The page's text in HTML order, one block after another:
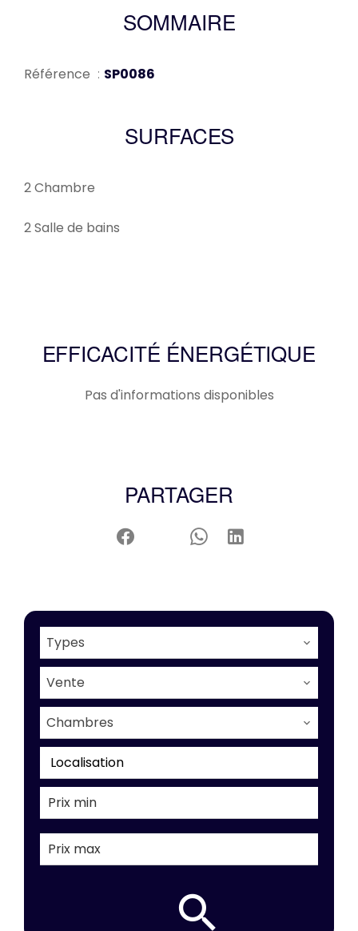
SOMMAIRE
Référence SP0086
SURFACES
2 Chambre
2 Salle de bains
EFFICACITÉ ÉNERGÉTIQUE
Pas d'informations disponibles
PARTAGER
Types
Vente
Chambres
Localisation